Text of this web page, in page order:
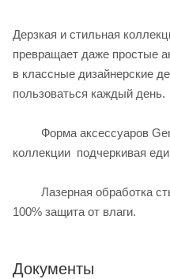
Дерзкая и стильная
превращает даже простые
в классные дизайнерские
пользоваться каждый день.
Форма аксессуаров Gem
коллекции подчеркивая
Лазерная обработка
100% защита от влаги.
Документы